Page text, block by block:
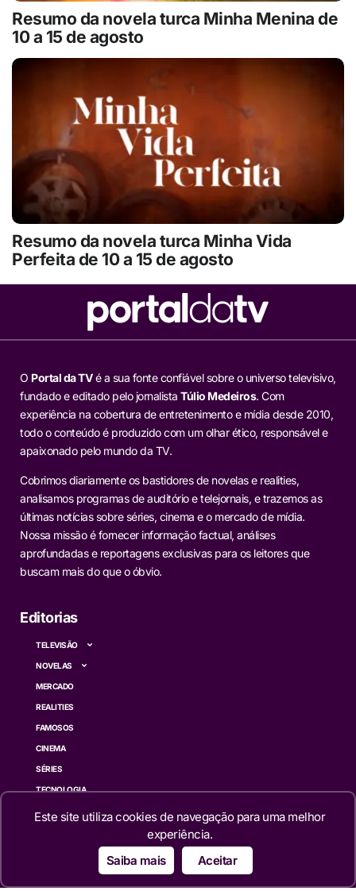
Resumo da novela turca Minha Menina de
10 a 15 de agosto
Resumo da novela turca Minha Vida
Perfeita de 10 a 15 de agosto
O Portal da TVé a sua fonte confiável sobre o universo televisivo,
fundado e editado pelo jornalista Túlio Medeiros. Com
experiência na cobertura de entretenimento e mídia desde 2010,
todo o conteúdo é produzido com um olhar ético, responsável e
apaixonado pelo mundo da TV.
Cobrimos diariamente os bastidores de novelas e realities,
analisamos programas de auditório e telejornais, e trazemos as
últimas notícias sobre séries, cinema e o mercado de mídia.
Nossa missão é fornecer informação factual, análises
aprofundadas e reportagens exclusivas para os leitores que
buscam mais do que o óbvio.
Editorias
TELEVISÃO
NOVELAS
MERCADO
REALITIES
FAMOSOS
CINEMA
SÉRIES
TECNOLOGIA
ESPORTE NA TV
Este site utiliza cookies de navegação para uma melhor
experiência.
Saiba mais
Aceitar